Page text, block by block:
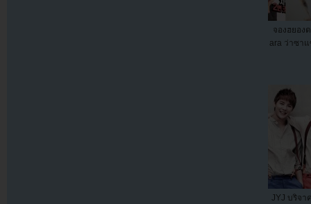
จองฮยอง
ara ว่าซา
JYJ บริจา